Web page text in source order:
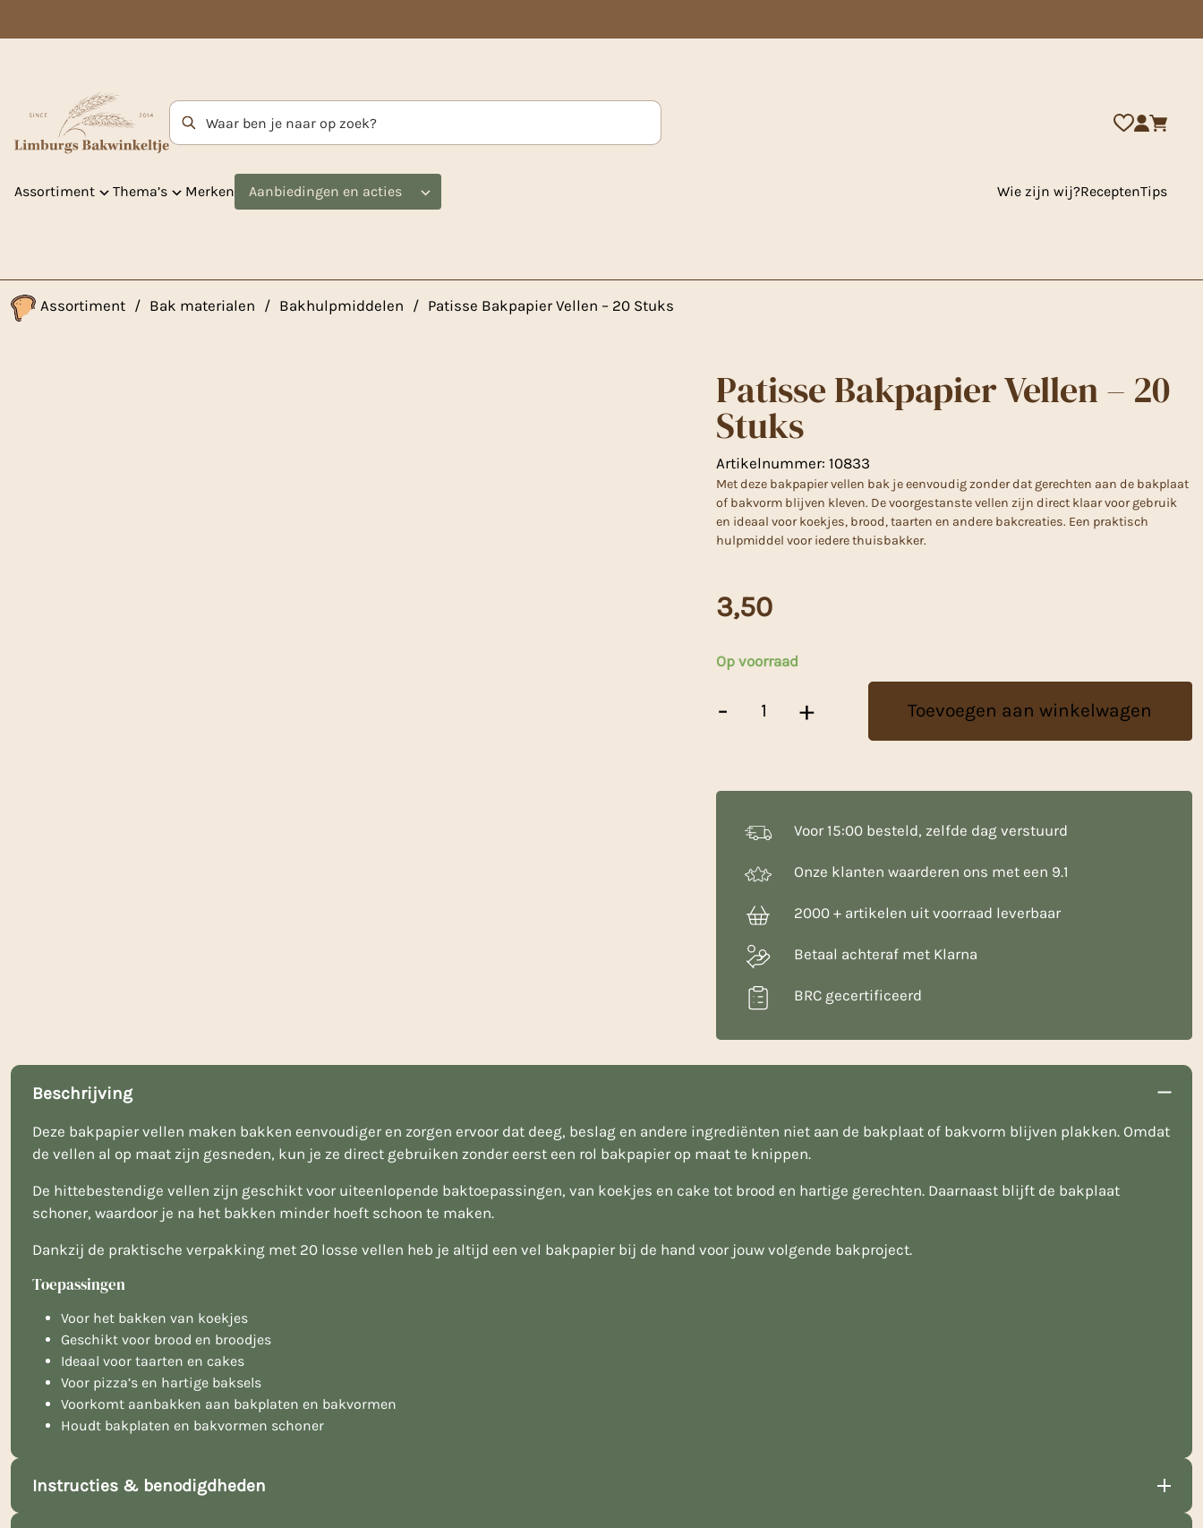
Zoekterm
Assortiment Thema’s Merken Aanbiedingen en acties Wie zijn wij?ReceptenTips
Assortiment / Bak materialen / Bakhulpmiddelen / Patisse Bakpapier Vellen – 20 Stuks
Patisse Bakpapier Vellen – 20
Stuks
Artikelnummer: 10833
Met deze bakpapier vellen bak je eenvoudig zonder dat gerechten aan de bakplaat
of bakvorm blijven kleven. De voorgestanste vellen zijn direct klaar voor gebruik
en ideaal voor koekjes, brood, taarten en andere bakcreaties. Een praktisch
hulpmiddel voor iedere thuisbakker.
3,50
Op voorraad
-
Bakpapier
+ Toevoegen aan winkelwagen
Voor 15:00 besteld, zelfde dag verstuurd
Onze klanten waarderen ons met een 9.1
2000 + artikelen uit voorraad leverbaar
Betaal achteraf met Klarna
BRC gecertificeerd
Beschrijving
Deze bakpapier vellen maken bakken eenvoudiger en zorgen ervoor dat deeg, beslag en andere ingrediënten niet aan de bakplaat of bakvorm blijven plakken. Omdat
de vellen al op maat zijn gesneden, kun je ze direct gebruiken zonder eerst een rol bakpapier op maat te knippen.
De hittebestendige vellen zijn geschikt voor uiteenlopende baktoepassingen, van koekjes en cake tot brood en hartige gerechten. Daarnaast blijft de bakplaat
schoner, waardoor je na het bakken minder hoeft schoon te maken.
Dankzij de praktische verpakking met 20 losse vellen heb je altijd een vel bakpapier bij de hand voor jouw volgende bakproject.
Toepassingen
Voor het bakken van koekjes
Geschikt voor brood en broodjes
Ideaal voor taarten en cakes
Voor pizza’s en hartige baksels
Voorkomt aanbakken aan bakplaten en bakvormen
Houdt bakplaten en bakvormen schoner
Instructies & benodigdheden